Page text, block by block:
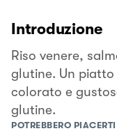
Introduzione
Riso venere,
glutine. Un
colorato e
glutine.
POTREBBERO